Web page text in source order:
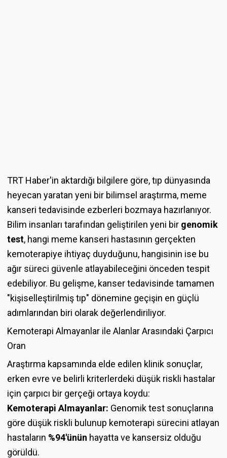
TRT Haber'in aktardığı bilgilere göre, tıp dünyasında
heyecan yaratan yeni bir bilimsel araştırma, meme
kanseri tedavisinde ezberleri bozmaya hazırlanıyor.
Bilim insanları tarafından geliştirilen yeni bir genomik
test, hangi meme kanseri hastasının gerçekten
kemoterapiye ihtiyaç duyduğunu, hangisinin ise bu
ağır süreci güvenle atlayabileceğini önceden tespit
edebiliyor. Bu gelişme, kanser tedavisinde tamamen
"kişiselleştirilmiş tıp" dönemine geçişin en güçlü
adımlarından biri olarak değerlendiriliyor.
Kemoterapi Almayanlar ile Alanlar Arasındaki Çarpıcı
Oran
Araştırma kapsamında elde edilen klinik sonuçlar,
erken evre ve belirli kriterlerdeki düşük riskli hastalar
için çarpıcı bir gerçeği ortaya koydu:
Kemoterapi Almayanlar: Genomik test sonuçlarına
göre düşük riskli bulunup kemoterapi sürecini atlayan
hastaların %94'ünün hayatta ve kansersiz olduğu
görüldü.